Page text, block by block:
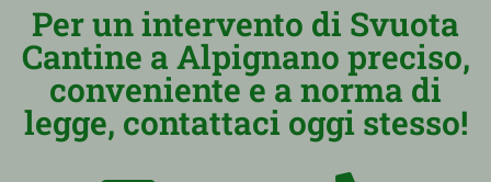
Per un intervento di Svuota
Cantine a Alpignano preciso,
conveniente e a norma di
legge, contattaci oggi stesso!